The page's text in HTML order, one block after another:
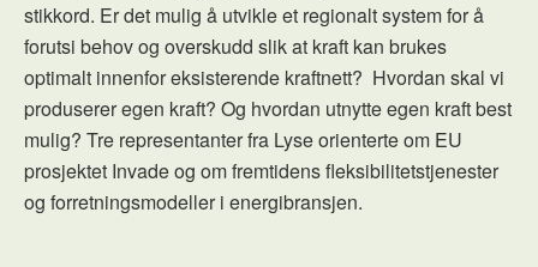
stikkord. Er det mulig å utvikle et regionalt system for å
forutsi behov og overskudd slik at kraft kan brukes
optimalt innenfor eksisterende kraftnett? Hvordan skal vi
produserer egen kraft? Og hvordan utnytte egen kraft best
mulig? Tre representanter fra Lyse orienterte om EU
prosjektet Invade og om fremtidens fleksibilitetstjenester
og forretningsmodeller i energibransjen.